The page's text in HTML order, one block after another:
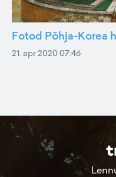
Fotod Põhja-Korea
21. apr 2020 07:46